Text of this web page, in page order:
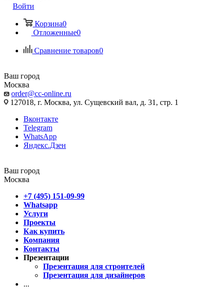
Войти
Корзина0
Отложенные0
Сравнение товаров0
Ваш город
Москва
order@cc-online.ru
127018, г. Москва, ул. Сущевский вал, д. 31, стр. 1
Вконтакте
Telegram
WhatsApp
Яндекс.Дзен
Ваш город
Москва
+7 (495) 151-09-99
Whatsapp
Услуги
Проекты
Как купить
Компания
Контакты
Презентации
Презентация для строителей
Презентация для дизайнеров
...